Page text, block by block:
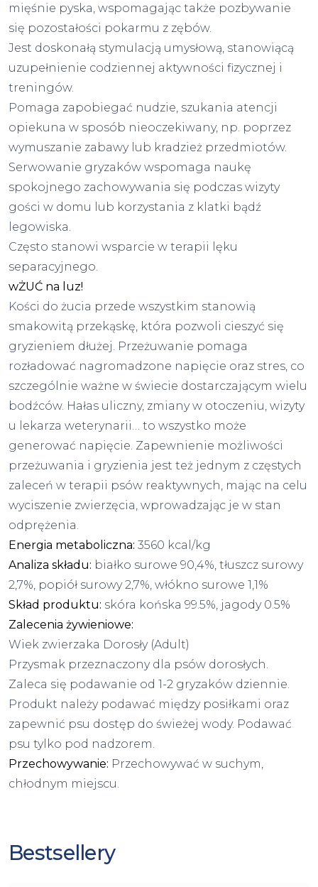
mięśnie pyska, wspomagając także pozbywanie
się pozostałości pokarmu z zębów.
Jest doskonałą stymulacją umysłową, stanowiącą
uzupełnienie codziennej aktywności fizycznej i
treningów.
Pomaga zapobiegać nudzie, szukania atencji
opiekuna w sposób nieoczekiwany, np. poprzez
wymuszanie zabawy lub kradzież przedmiotów.
Serwowanie gryzaków wspomaga naukę
spokojnego zachowywania się podczas wizyty
gości w domu lub korzystania z klatki bądź
legowiska.
Często stanowi wsparcie w terapii lęku
separacyjnego.
wŻUĆ na luz!
Kości do żucia przede wszystkim stanowią
smakowitą przekąskę, która pozwoli cieszyć się
gryzieniem dłużej. Przeżuwanie pomaga
rozładować nagromadzone napięcie oraz stres, co
szczególnie ważne w świecie dostarczającym wielu
bodźców. Hałas uliczny, zmiany w otoczeniu, wizyty
u lekarza weterynarii… to wszystko może
generować napięcie. Zapewnienie możliwości
przeżuwania i gryzienia jest też jednym z częstych
zaleceń w terapii psów reaktywnych, mając na celu
wyciszenie zwierzęcia, wprowadzając je w stan
odprężenia.
Energia metaboliczna: 3560 kcal/kg
Analiza składu: białko surowe 90,4%, tłuszcz surowy
2,7%, popiół surowy 2,7%, włókno surowe 1,1%
Skład produktu: skóra końska 99.5%, jagody 0.5%
Zalecenia żywieniowe:
Wiek zwierzaka Dorosły (Adult)
Przysmak przeznaczony dla psów dorosłych.
Zaleca się podawanie od 1-2 gryzaków dziennie.
Produkt należy podawać między posiłkami oraz
zapewnić psu dostęp do świeżej wody. Podawać
psu tylko pod nadzorem.
Przechowywanie: Przechowywać w suchym,
chłodnym miejscu.
Bestsellery